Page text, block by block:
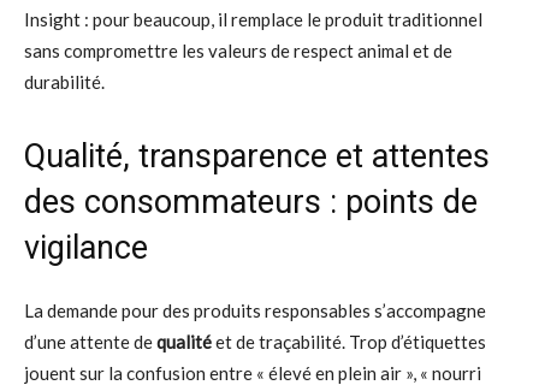
Insight : pour beaucoup, il remplace le produit traditionnel
sans compromettre les valeurs de respect animal et de
durabilité.
Qualité, transparence et attentes
des consommateurs : points de
vigilance
La demande pour des produits responsables s’accompagne
d’une attente dequalitéet de traçabilité. Trop d’étiquettes
jouent sur la confusion entre « élevé en plein air », « nourri